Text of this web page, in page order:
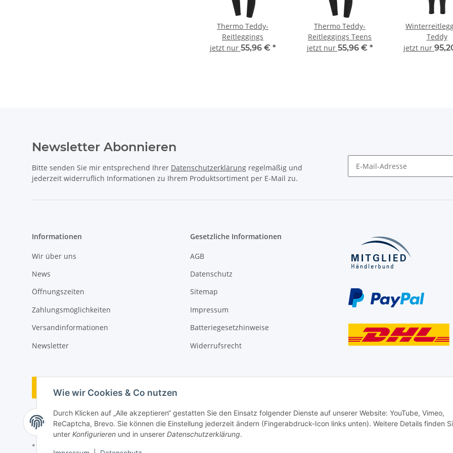
Wie wir Cookies & Co nutzen
Durch Klicken auf „Alle akzeptieren“ gestatten Sie den Einsatz folgender Dienste auf unserer Website: YouTube, Vimeo,
ReCaptcha, Brevo. Sie können die Einstellung jederzeit ändern (Fingerabdruck-Icon links unten). Weitere Details finden
unter Konfigurieren und in unserer Datenschutzerklärung.
Thermo Teddy-
Reitleggings
jetzt nur 55,96 € *
Thermo Teddy-
Reitleggings Teens
jetzt nur 55,96 € *
Teddy
jetzt nur
Newsletter Abonnieren
Bitte senden Sie mir entsprechend Ihrer Datenschutzerklärung regelmäßig und
jederzeit widerruflich Informationen zu Ihrem Produktsortiment per E-Mail zu.
Informationen
Wir über uns
News
Öffnungszeiten
Zahlungsmöglichkeiten
Versandinformationen
Newsletter
Gesetzliche Informationen
AGB
Datenschutz
Sitemap
Impressum
Batteriegesetzhinweise
Widerrufsrecht
Vertrag widerrufen
* Alle Preise inkl. gesetzlicher USt., zzgl.